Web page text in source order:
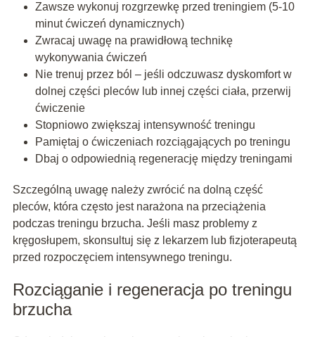
Zawsze wykonuj rozgrzewkę przed treningiem (5-10
minut ćwiczeń dynamicznych)
Zwracaj uwagę na prawidłową technikę
wykonywania ćwiczeń
Nie trenuj przez ból – jeśli odczuwasz dyskomfort w
dolnej części pleców lub innej części ciała, przerwij
ćwiczenie
Stopniowo zwiększaj intensywność treningu
Pamiętaj o ćwiczeniach rozciągających po treningu
Dbaj o odpowiednią regenerację między treningami
Szczególną uwagę należy zwrócić na dolną część
pleców, która często jest narażona na przeciążenia
podczas treningu brzucha. Jeśli masz problemy z
kręgosłupem, skonsultuj się z lekarzem lub fizjoterapeutą
przed rozpoczęciem intensywnego treningu.
Rozciąganie i regeneracja po treningu
brzucha